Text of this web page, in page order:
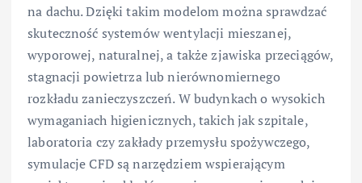
na dachu. Dzięki takim modelom można sprawdzać
skuteczność systemów wentylacji mieszanej,
wyporowej, naturalnej, a także zjawiska przeciągów,
stagnacji powietrza lub nierównomiernego
rozkładu zanieczyszczeń. W budynkach o wysokich
wymaganiach higienicznych, takich jak szpitale,
laboratoria czy zakłady przemysłu spożywczego,
symulacje CFD są narzędziem wspierającym